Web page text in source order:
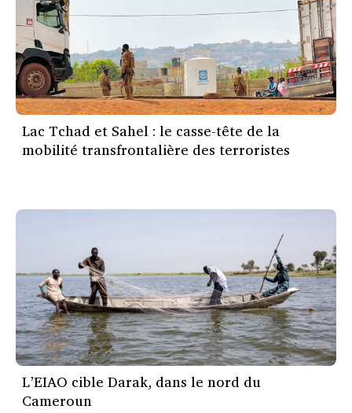
Lac Tchad et Sahel : le casse-tête de la
mobilité transfrontalière des terroristes
L’EIAO cible Darak, dans le nord du
Cameroun